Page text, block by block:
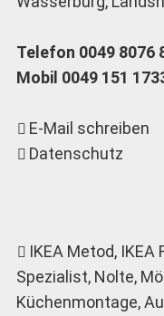
Telefon 0049 8076
Mobil 0049 151
E-Mail schreiben
Datenschutz
IKEA Metod, IKEA
Spezialist, Nolte,
Küchenmontage,